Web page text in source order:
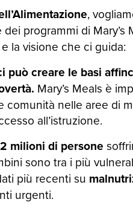
,
dei programmi di Mary’s
la visione che ci guida:
può creare le basi
Mary’s Meals è
comunità nelle aree di
all’istruzione.
milioni di persone
sono tra i più
più recenti su
urgenti.